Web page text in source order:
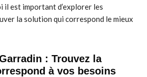
il est important d’explorer les
la solution qui correspond le mieux
: Trouvez la
à vos besoins